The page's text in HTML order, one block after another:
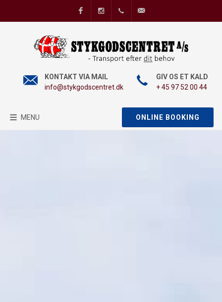
FacebookInstagram+45 97 52 00 44
KONTAKT VIA MAIL
info@stykgodscentret.dk
GIV OS ET KALD
+ 45 97 52 00 44
ONLINE BOOKING
MENU